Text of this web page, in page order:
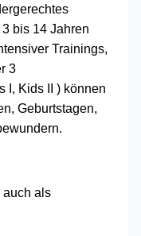
bis 14 Jahren
Trainings,
3
I, Kids II ) können
Geburtstagen,
auch als